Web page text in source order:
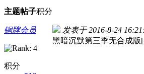
主题帖子积分
铜牌会员
积分
发表于 2016-8-24
黑暗沉默第三季无合成版